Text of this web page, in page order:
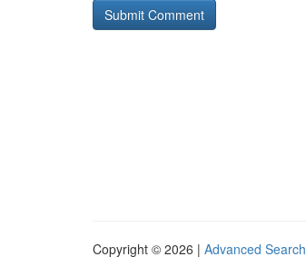
Copyright © 2026 | Advanced Search